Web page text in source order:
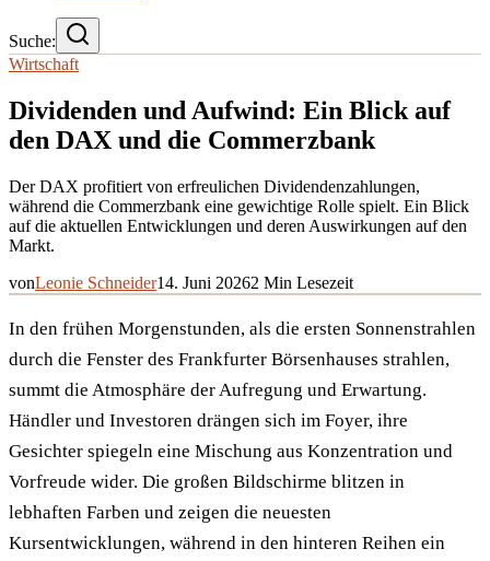
Suche:
Wirtschaft
Dividenden und Aufwind: Ein Blick auf
den DAX und die Commerzbank
Der DAX profitiert von erfreulichen Dividendenzahlungen,
während die Commerzbank eine gewichtige Rolle spielt. Ein Blick
auf die aktuellen Entwicklungen und deren Auswirkungen auf den
Markt.
vonLeonie Schneider14. Juni 20262 Min Lesezeit
In den frühen Morgenstunden, als die ersten Sonnenstrahlen
durch die Fenster des Frankfurter Börsenhauses strahlen,
summt die Atmosphäre der Aufregung und Erwartung.
Händler und Investoren drängen sich im Foyer, ihre
Gesichter spiegeln eine Mischung aus Konzentration und
Vorfreude wider. Die großen Bildschirme blitzen in
lebhaften Farben und zeigen die neuesten
Kursentwicklungen, während in den hinteren Reihen ein